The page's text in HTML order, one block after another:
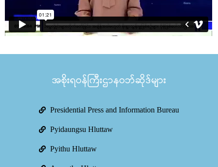
အစိုးရဝန်ကြီးဌာနဝဘ်ဆိုဒ်များ
Presidential Press and Information Bureau
Pyidaungsu Hluttaw
Pyithu Hluttaw